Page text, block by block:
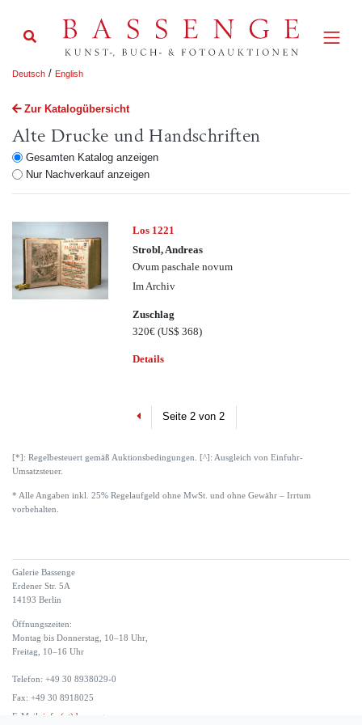
Deutsch / English
Zur Katalogübersicht
Alte Drucke und Handschriften
Gesamten Katalog anzeigen
Nur Nachverkauf anzeigen
Los 1221
Strobl, Andreas
Ovum paschale novum
Im Archiv
Zuschlag
320€(US$ 368)
Details
PreviousSeite 2 von 2
[*]: Regelbesteuert gemäß Auktionsbedingungen. [^]: Ausgleich von Einfuhr-
Umsatzsteuer.
* Alle Angaben inkl. 25% Regelaufgeld ohne MwSt. und ohne Gewähr – Irrtum
vorbehalten.
Galerie Bassenge
Erdener Str. 5A
14193 Berlin
Öffnungszeiten:
Montag bis Donnerstag, 10–18 Uhr,
Freitag, 10–16 Uhr
Telefon: +49 30 8938029-0
Fax: +49 30 8918025
E-Mail: info (at) bassenge.com